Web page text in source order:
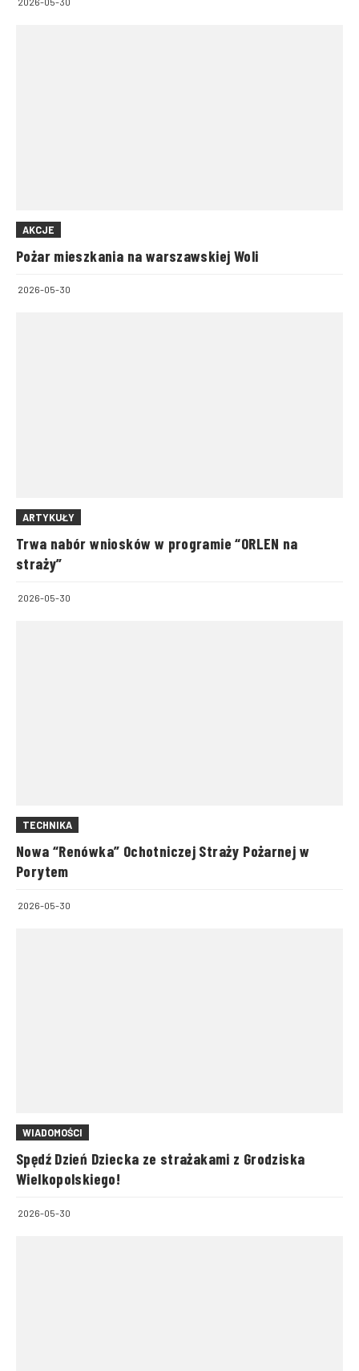
AKCJE
Pożar mieszkania na warszawskiej Woli
2026-05-30
ARTYKUŁY
Trwa nabór wniosków w programie “ORLEN na
straży”
2026-05-30
TECHNIKA
Nowa “Renówka” Ochotniczej Straży Pożarnej w
Porytem
2026-05-30
WIADOMOŚCI
Spędź Dzień Dziecka ze strażakami z Grodziska
Wielkopolskiego!
2026-05-30